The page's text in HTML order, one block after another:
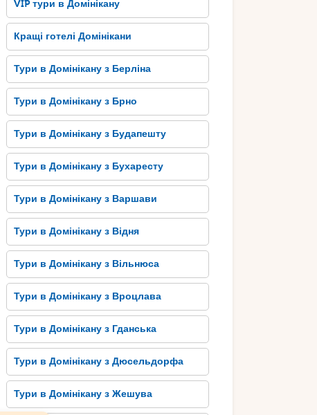
VIP тури в Домінікану
Кращі готелі Домінікани
Тури в Домінікану з Берліна
Тури в Домінікану з Брно
Тури в Домінікану з Будапешту
Тури в Домінікану з Бухаресту
Тури в Домінікану з Варшави
Тури в Домінікану з Відня
Тури в Домінікану з Вільнюса
Тури в Домінікану з Вроцлава
Тури в Домінікану з Гданська
Тури в Домінікану з Дюсельдорфа
Тури в Домінікану з Жешува